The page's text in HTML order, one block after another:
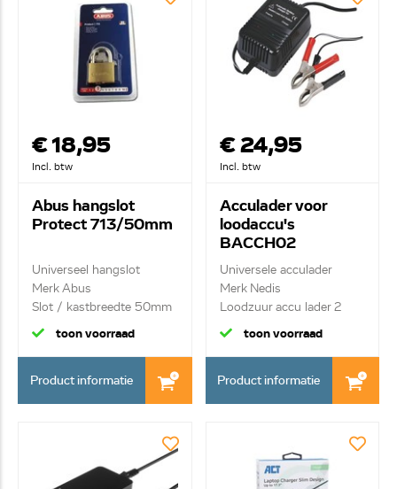
€ 18,95
Incl. btw
Abus hangslot
Protect 713/50mm
Universeel hangslot
Merk Abus
Slot / kastbreedte 50mm
toon voorraad
Product informatie
€ 24,95
Incl. btw
Acculader voor
loodaccu's
BACCH02
Universele acculader
Merk Nedis
Loodzuur accu lader 2
VDC ...
toon voorraad
Product informatie